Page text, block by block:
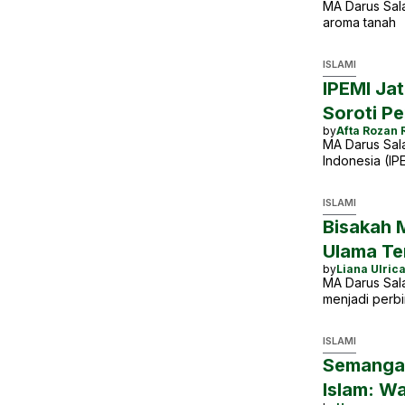
MA Darus
aroma tanah
ISLAMI
IPEMI
Soroti
byAfta Rozan
MA Darus
Indonesia
ISLAMI
Bisakah
Ulama
byLiana Ulrica
MA Darus
menjadi
ISLAMI
Islam: